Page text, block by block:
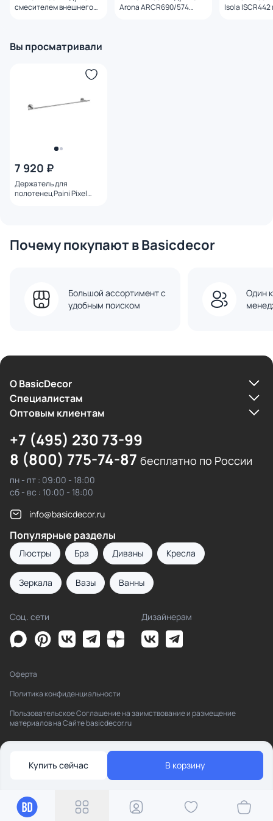
смесителем внешнего
Arona ARCR690/574
Isola
Вы просматривали
7 920 ₽
Держатель для
полотенец Paini Pixel
Почему покупают в Basicdecor
Большой ассортимент с
удобным поиском
Один
Купить сейчас В корзину
О BasicDecor
Cпециалистам
Оптовым клиентам
+7 (495) 230 73-99
8 (800) 775-74-87 бесплатно по России
пн - пт : 09:00 - 18:00
сб - вс : 10:00 - 18:00
info@basicdecor.ru
Популярные разделы
Люстры Бра Диваны Кресла
Зеркала Вазы Ванны
Соц. сети Дизайнерам
Оферта
Политика конфиденциальности
Пользовательское Соглашение на заимствование и размещение
материалов на Сайте basicdecor.ru